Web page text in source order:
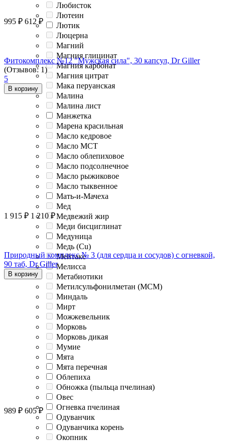
Любисток
Лютеин
Лютик
Люцерна
Магний
Магния глицинат
Магния карбонат
Магния цитрат
Мака перуанская
Малина
Малина лист
Манжетка
Марена красильная
Масло кедровое
Масло МСТ
Масло облепиховое
Масло подсолнечное
Масло рыжиковое
Масло тыквенное
Мать-и-Мачеха
Мед
Медвежий жир
Меди бисциглинат
Медуница
Медь (Cu)
Мейтаке
Мелисса
Метабиотики
Метилсульфонилметан (МСМ)
Миндаль
Мирт
Можжевельник
Морковь
Морковь дикая
Мумие
Мята
Мята перечная
Облепиха
Обножка (пыльца пчелиная)
Овес
Огневка пчелиная
Одуванчик
Одуванчика корень
Окопник
995 ₽ 612 ₽
Фитокомплекс №12 "Мужская сила", 30 капсул, Dr Giller
(Отзывов: 1)
5
В корзину
1 915 ₽ 1 210 ₽
Природный комплекс № 3 (для сердца и сосудов) с огневкой,
90 таб, Dr Giller
В корзину
989 ₽ 605 ₽